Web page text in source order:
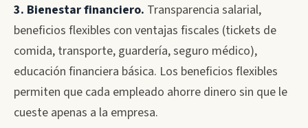
3. Bienestar financiero. Transparencia salarial,
beneficios flexibles con ventajas fiscales (tickets de
comida, transporte, guardería, seguro médico),
educación financiera básica. Los beneficios flexibles
permiten que cada empleado ahorre dinero sin que le
cueste apenas a la empresa.